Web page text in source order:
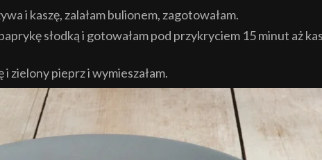
i kaszę, zalałam bulionem, zagotowałam.
słodką i gotowałam pod przykryciem 15 minut aż
i zielony pieprz i wymieszałam.